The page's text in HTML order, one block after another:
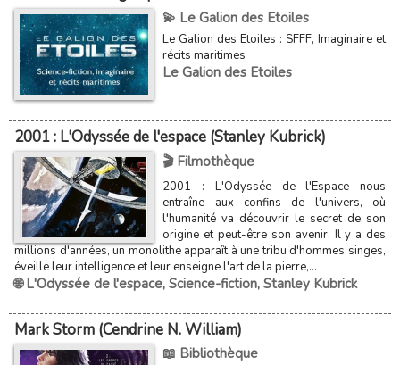
💫 Le Galion des Etoiles
Le Galion des Etoiles : SFFF, Imaginaire et
récits maritimes
Le Galion des Etoiles
2001 : L'Odyssée de l'espace (Stanley Kubrick)
🎬 Filmothèque
2001 : L'Odyssée de l'Espace nous
entraîne aux confins de l'univers, où
l'humanité va découvrir le secret de son
origine et peut-être son avenir. Il y a des
millions d'années, un monolithe apparaît à une tribu d'hommes singes,
éveille leur intelligence et leur enseigne l'art de la pierre,...
🌐 L'Odyssée de l'espace, Science-fiction, Stanley Kubrick
Mark Storm (Cendrine N. William)
📖 Bibliothèque